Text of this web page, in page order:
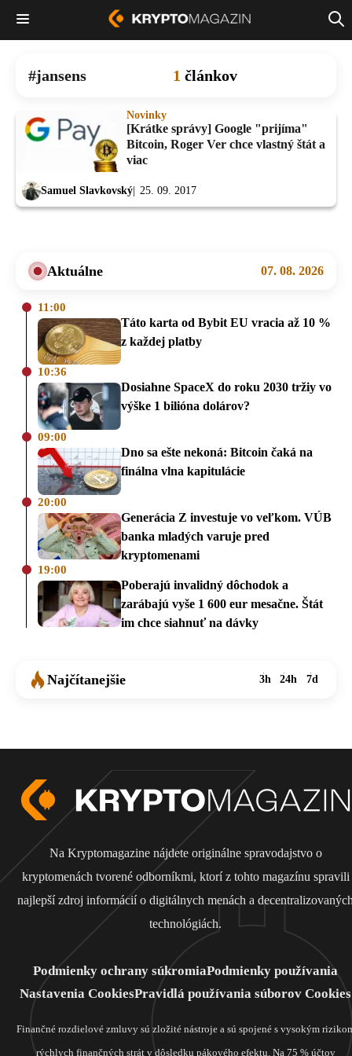
jansens 1 článkov
Novinky
[Krátke správy] Google "prijíma"
Bitcoin, Roger Ver chce vlastný štát a
viac
Samuel Slavkovský 25. 09. 2017
Aktuálne 07. 08. 2026
11:00
Táto karta od Bybit EU vracia až 10 %
z každej platby
10:36
Dosiahne SpaceX do roku 2030 tržiy vo
výške 1 bilióna dolárov?
09:00
Dno sa ešte nekoná: Bitcoin čaká na
finálna vlna kapitulácie
20:00
Generácia Z investuje vo veľkom. VÚB
banka mladých varuje pred
kryptomenami
19:00
Poberajú invalidný dôchodok a
zarábajú vyše 1 600 eur mesačne. Štát
im chce siahnuť na dávky
Najčítanejšie 3h 24h 7d
Na Kryptomagazine nájdete originálne spravodajstvo o
kryptomenách tvorené odborníkmi, ktorí z tohto magazínu spravili
najlepší zdroj informácií o digitálnych menách a
technológiách.
Podmienky ochrany súkromiaPodmienky používania
Nastavenia CookiesPravidlá používania súborov Cookies
Finančné rozdielové zmluvy sú zložité nástroje a sú spojené s vysokým
rýchlych finančných strát v dôsledku pákového efektu. Na 75 % účtov